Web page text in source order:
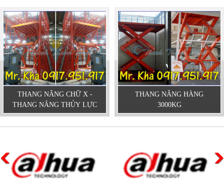
THANG NÂNG CHỮ X -
THANG NÂNG THỦY LỰC
THANG NÂNG HÀNG
3000KG